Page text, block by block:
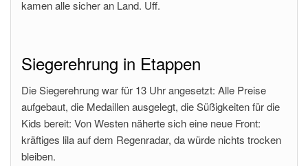
kamen alle sicher an Land. Uff.
Siegerehrung in Etappen
Die Siegerehrung war für 13 Uhr angesetzt: Alle Preise
aufgebaut, die Medaillen ausgelegt, die Süßigkeiten für die
Kids bereit: Von Westen näherte sich eine neue Front:
kräftiges lila auf dem Regenradar, da würde nichts trocken
bleiben.